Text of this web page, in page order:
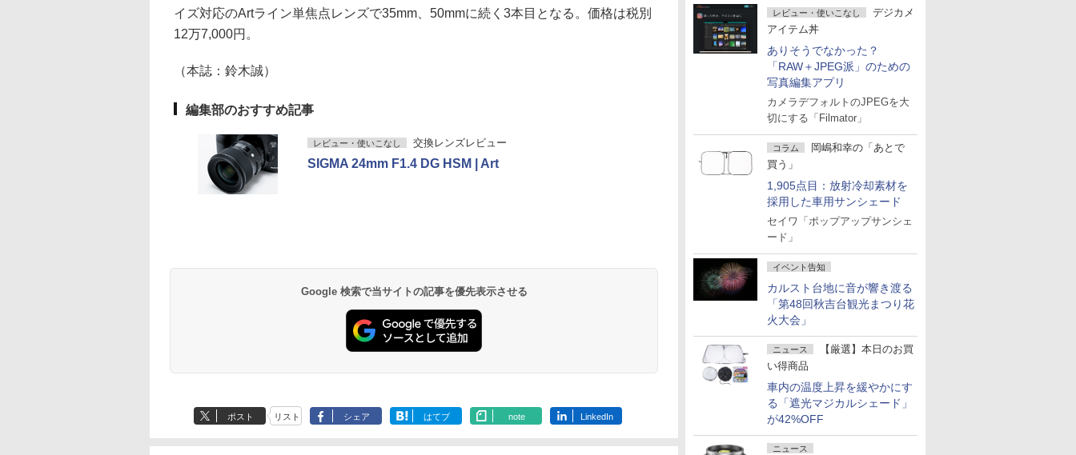
レビュー・使いこなし
デジカメ
アイテム丼
ありそうでなかった？
「RAW＋JPEG派」のための
写真編集アプリ
カメラデフォルトのJPEGを大
切にする「Filmator」
コラム
岡嶋和幸の「あとで
買う」
1,905点目：放射冷却素材を
採用した車用サンシェード
セイワ「ポップアップサンシェ
ード」
イベント告知
カルスト台地に音が響き渡る
「第48回秋吉台観光まつり花
火大会」
ニュース
【厳選】本日のお買
い得商品
車内の温度上昇を緩やかにす
る「遮光マジカルシェード」
が42%OFF
ニュース
イズ対応のArtライン単焦点レンズで35mm、50mmに続く3本目となる。価格は税別
12万7,000円。
（本誌：鈴木誠）
編集部のおすすめ記事
レビュー・使いこなし 交換レンズレビュー
SIGMA 24mm F1.4 DG HSM | Art
Google 検索で当サイトの記事を優先表示させる
ポスト リスト シェア はてブ note LinkedIn